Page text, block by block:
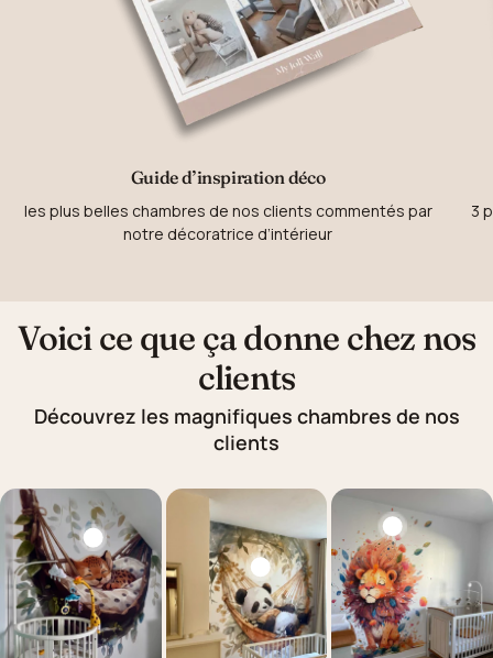
Guide d’inspiration déco
les plus belles chambres de nos clients commentés par
notre décoratrice d’intérieur
3
Voici ce que ça donne chez nos
clients
Découvrez les magnifiques chambres de nos
clients